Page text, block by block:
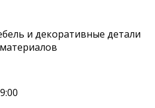
и декоративные детали